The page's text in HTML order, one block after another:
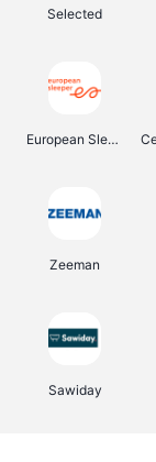
Selected
European Sleeper
Zeeman
Sawiday